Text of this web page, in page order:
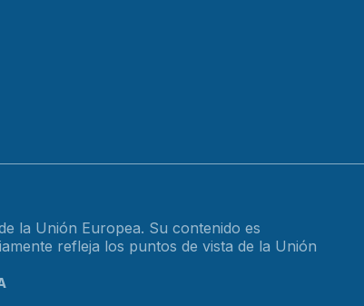
la Unión Europea. Su contenido es
refleja los puntos de vista de la Unión